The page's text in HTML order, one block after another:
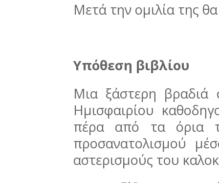
Μετά την ομιλία της
Υπόθεση βιβλίου
Μια ξάστερη βραδιά
Ημισφαιρίου
πέρα από τα όρια
προσανατολισμού
αστερισμούς του